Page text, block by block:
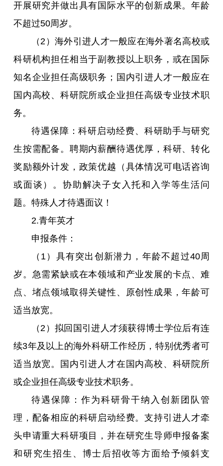
开展研究并做出具有国际水平的创新成果。年龄
不超过50周岁。
（2）海外引进人才一般应在海外著名高校或
科研机构担任相当于副教授以上职务，或在国际
知名企业担任高级职务；国内引进人才一般应在
国内高校、科研院所或企业担任高级专业技术职
务。
待遇保障：科研启动经费、科研助手与研究
生按需配备。聘期内薪酬待遇优厚，科研、转化
奖励额外计发，政策优越（具体情况可电话咨询
或面谈）。协助解决子女入托和入学等生活问
题。特殊人才待遇面议！
2.青年英才
申报条件：
（1）具有突出创新潜力，年龄不超过40周
岁。急需紧缺或在本领域和产业发展的卡点、难
点、堵点领域取得关键性、原创性成果，年龄可
适当放宽。
（2）拟回国引进人才须获得博士学位后有连
续3年及以上的海外科研工作经历，特别优秀者可
适当放宽。国内引进人才在国内高校、科研院所
或企业担任高级专业技术职务。
待遇保障：作为科研骨干纳入创新团队管
理，配备相应的科研启动经费。支持引进人才牵
头申请重大科研项目，并在研究生导师申报备案
和研究生招生、博士后招收等方面给予倾斜支